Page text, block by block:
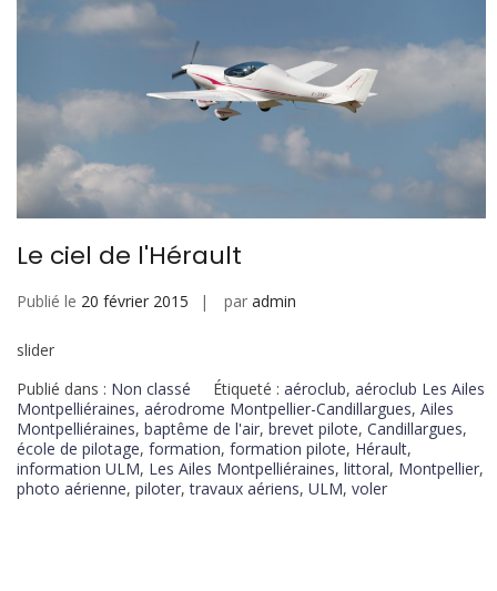
Le ciel de l'Hérault
Publié le 20 février 2015 par admin
slider
Publié dans : Non classé Étiqueté : aéroclub, aéroclub Les Ailes
Montpelliéraines, aérodrome Montpellier-Candillargues, Ailes
Montpelliéraines, baptême de l'air, brevet pilote, Candillargues,
école de pilotage, formation, formation pilote, Hérault,
information ULM, Les Ailes Montpelliéraines, littoral, Montpellier,
photo aérienne, piloter,travaux aériens, ULM, voler